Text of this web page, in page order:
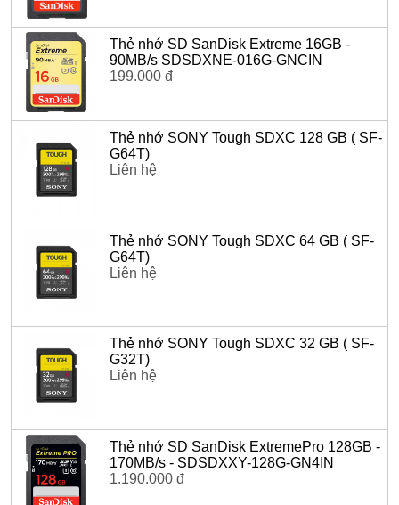
Thẻ nhớ SD SanDisk Extreme 16GB -
90MB/s SDSDXNE-016G-GNCIN
199.000 đ
Thẻ nhớ SONY Tough SDXC 128 GB ( SF-
G64T)
Liên hệ
Thẻ nhớ SONY Tough SDXC 64 GB ( SF-
G64T)
Liên hệ
Thẻ nhớ SONY Tough SDXC 32 GB ( SF-
G32T)
Liên hệ
Thẻ nhớ SD SanDisk ExtremePro 128GB -
170MB/s - SDSDXXY-128G-GN4IN
1.190.000 đ